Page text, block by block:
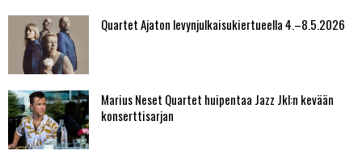
Quartet Ajaton levynjulkaisukiertueella 4.–8.5.2026
Marius Neset Quartet huipentaa Jazz Jkl:n kevään
konserttisarjan